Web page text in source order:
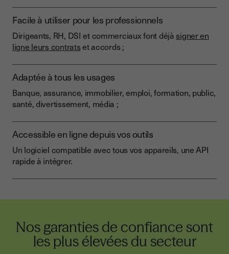
Facile à utiliser pour les professionnels
Dirigeants, RH, DSI et commerciaux font déjà signer en
ligne leurs contratset accords ;
Adaptée à tous les usages
Banque, assurance, immobilier, emploi, formation, public,
santé, divertissement, média ;
Accessible en ligne depuis vos outils
Un logiciel compatible avec tous vos appareils, une API
rapide à intégrer.
Nos garanties de confiance sont
les plus élevées du secteur